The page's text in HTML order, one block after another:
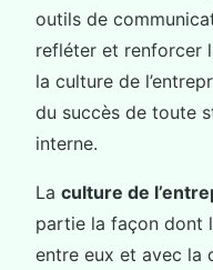
outils de
refléter et renforcer
la culture de
du succès de toute
interne.
La culture de
partie la façon dont
entre eux et avec la